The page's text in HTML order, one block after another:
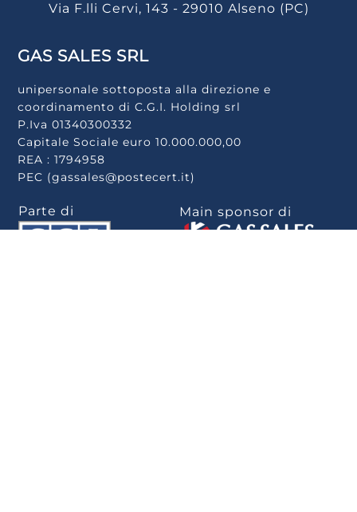
Via F.lli Cervi, 143 - 29010 Alseno (PC)
GAS SALES SRL
unipersonale sottoposta alla direzione e
coordinamento di C.G.I. Holding srl
P.Iva 01340300332
Capitale Sociale euro 10.000.000,00
REA : 1794958
PEC (gassales@postecert.it)
Parte di Main sponsor di